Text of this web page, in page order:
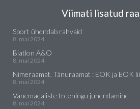
Viimati lisatud
Sport ühendab rahvaid
8. mai 2024
Biatlon A&O
8. mai 2024
Nimeraamat. Tänuraamat : EOK ja EOK
8. mai 2024
Vanemaealiste treeningu juhendamine
8. mai 2024